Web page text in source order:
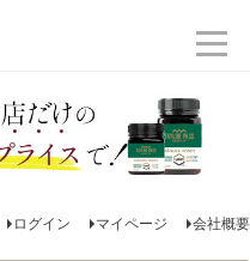
ログイン マイページ 会社概要